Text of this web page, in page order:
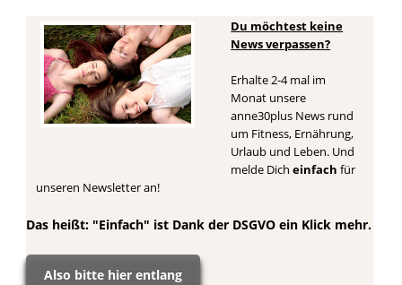
Du möchtest keine
News verpassen?
Erhalte 2-4 mal im
Monat unsere
anne30plus News rund
um Fitness, Ernährung,
Urlaub und Leben. Und
melde Dicheinfach für
unseren Newsletter an!
Das heißt: "Einfach" ist Dank der DSGVO ein Klick mehr.
Also bitte hier entlang